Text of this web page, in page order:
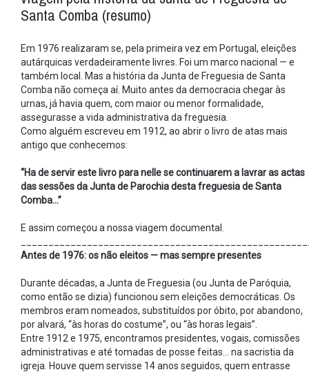
Santa Comba (resumo)
Em 1976 realizaram se, pela primeira vez em Portugal, eleições
autárquicas verdadeiramente livres. Foi um marco nacional — e
também local. Mas a história da Junta de Freguesia de Santa
Comba não começa aí. Muito antes da democracia chegar às
urnas, já havia quem, com maior ou menor formalidade,
assegurasse a vida administrativa da freguesia.
Como alguém escreveu em 1912, ao abrir o livro de atas mais
antigo que conhecemos:
“Ha de servir este livro para nelle se continuarem a lavrar as actas
das sessões da Junta de Parochia desta freguesia de Santa
Comba…”
E assim começou a nossa viagem documental.
Antes de 1976: os não eleitos — mas sempre presentes
Durante décadas, a Junta de Freguesia (ou Junta de Paróquia,
como então se dizia) funcionou sem eleições democráticas. Os
membros eram nomeados, substituídos por óbito, por abandono,
por alvará, “às horas do costume”, ou “às horas legais”.
Entre 1912 e 1975, encontramos presidentes, vogais, comissões
administrativas e até tomadas de posse feitas… na sacristia da
igreja. Houve quem servisse 14 anos seguidos, quem entrasse